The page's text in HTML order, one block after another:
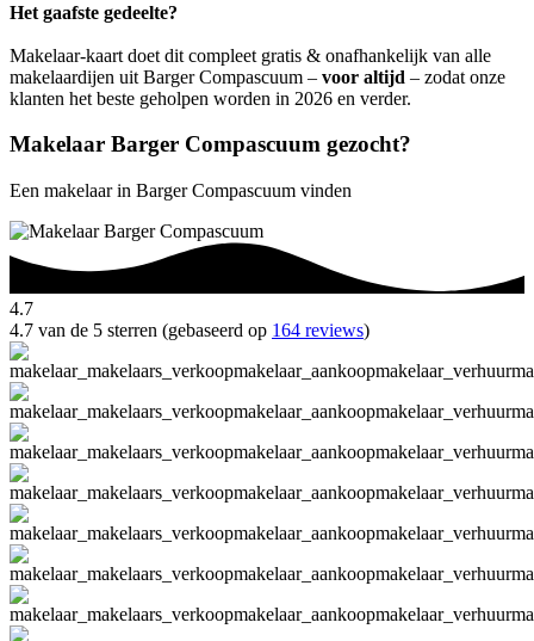
Het gaafste gedeelte?
Makelaar-kaart doet dit compleet gratis & onafhankelijk van alle
makelaardijen uit Barger Compascuum – voor altijd – zodat onze
klanten het beste geholpen worden in 2026 en verder.
Makelaar Barger Compascuum gezocht?
Een makelaar in Barger Compascuum vinden
4.7
4.7 van de 5 sterren (gebaseerd op 164 reviews)